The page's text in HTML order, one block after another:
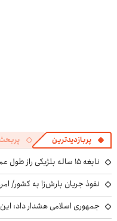
پربازدیدترین
نابغه ۱۵ ساله بلژیکی راز طول عمر و توقف پیری انسان را کشف می‌کند؟
نفوذ جریان بارش‌زا به کشور/
جمهوری اسلامی هشدار داد: